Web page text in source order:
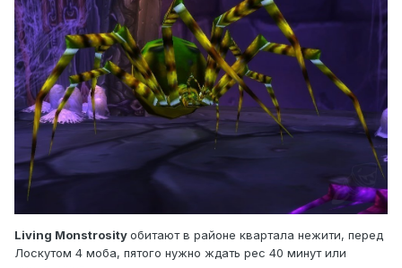
Living Monstrosityобитают в районе квартала нежити, перед
Лоскутом 4 моба, пятого нужно ждать рес 40 минут или